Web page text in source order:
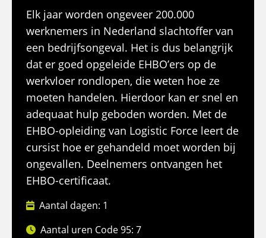
Elk jaar worden ongeveer 200.000
werknemers in Nederland slachtoffer van
een bedrijfsongeval. Het is dus belangrijk
dat er goed opgeleide EHBO’ers op de
werkvloer rondlopen, die weten hoe ze
moeten handelen. Hierdoor kan er snel en
adequaat hulp geboden worden. Met de
EHBO-opleiding van Logistic Force leert de
cursist hoe er gehandeld moet worden bij
ongevallen. Deelnemers ontvangen het
EHBO-certificaat.
Aantal dagen: 1
Aantal uren Code 95: 7